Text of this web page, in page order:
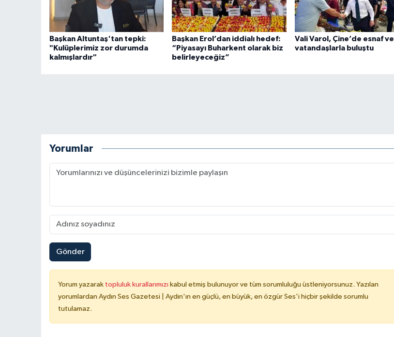
Başkan Altuntaş'tan tepki:
"Kulüplerimiz zor durumda
kalmışlardır"
Başkan Erol’dan iddialı hedef:
“Piyasayı Buharkent olarak biz
belirleyeceğiz”
Vali Varol, Çine’de esnaf ve
vatandaşlarla buluştu
Yorumlar
Gönder
Yorum yazarak topluluk kurallarımızı kabul etmiş bulunuyor ve tüm sorumluluğu üstleniyorsunuz. Yazılan
yorumlardan Aydın Ses Gazetesi | Aydın'ın en güçlü, en büyük, en özgür Ses'i hiçbir şekilde sorumlu
tutulamaz.